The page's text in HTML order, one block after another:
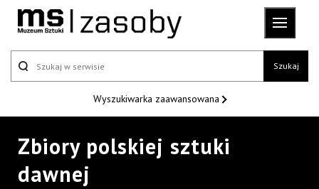
Szukaj
Wyszukiwarka zaawansowana
Zbiory polskiej sztuki
dawnej